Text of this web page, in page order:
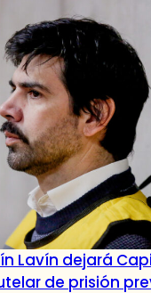
Lavín dejará
de prisión